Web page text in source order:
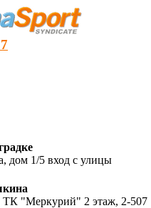
дом 1/5 вход с улицы
ТК "Меркурий" 2 этаж, 2-507